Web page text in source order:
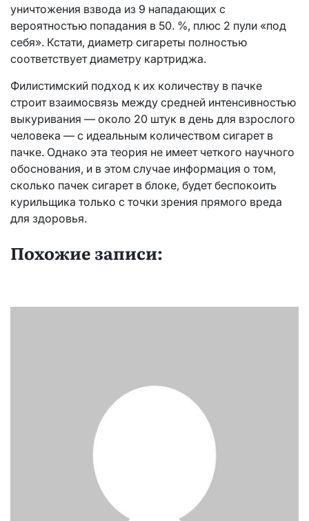
уничтожения взвода из 9 нападающих с
вероятностью попадания в 50. %, плюс 2 пули «под
себя». Кстати, диаметр сигареты полностью
соответствует диаметру картриджа.
Филистимский подход к их количеству в пачке
строит взаимосвязь между средней интенсивностью
выкуривания — около 20 штук в день для взрослого
человека — с идеальным количеством сигарет в
пачке. Однако эта теория не имеет четкого научного
обоснования, и в этом случае информация о том,
сколько пачек сигарет в блоке, будет беспокоить
курильщика только с точки зрения прямого вреда
для здоровья.
Похожие записи: